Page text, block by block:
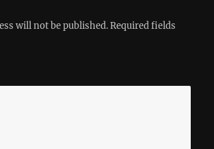
will not be published. Required fields